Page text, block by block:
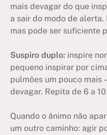
mais devagar do que
a sair do modo de alerta.
mas pode ser suficiente
Suspiro duplo: inspire
pequeno inspirar por
pulmões um pouco mais
devagar. Repita de 6 a 10
Quando o ânimo não
um outro caminho: agir